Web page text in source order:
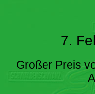
7.
Großer Preis